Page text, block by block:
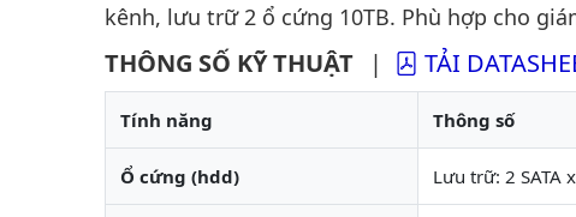
kênh, lưu trữ 2 ổ cứng 10TB. Phù hợp cho
THÔNG SỐ KỸ THUẬT | TẢI
Tính năng Thông số
Ổ cứng (hdd) Lưu trữ: 2 SATA